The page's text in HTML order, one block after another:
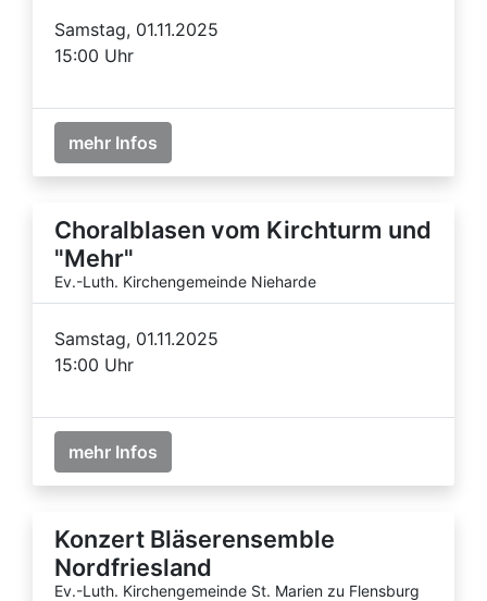
Samstag, 01.11.2025
15:00 Uhr
mehr Infos
Choralblasen vom Kirchturm und
"Mehr"
Ev.-Luth. Kirchengemeinde Nieharde
Samstag, 01.11.2025
15:00 Uhr
mehr Infos
Konzert Bläserensemble
Nordfriesland
Ev.-Luth. Kirchengemeinde St. Marien zu Flensburg